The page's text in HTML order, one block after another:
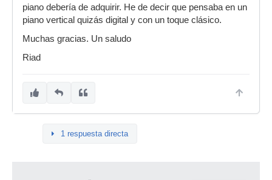
piano debería de adquirir. He de decir que pensaba en un
piano vertical quizás digital y con un toque clásico.
Muchas gracias. Un saludo
Riad
1 respuesta directa